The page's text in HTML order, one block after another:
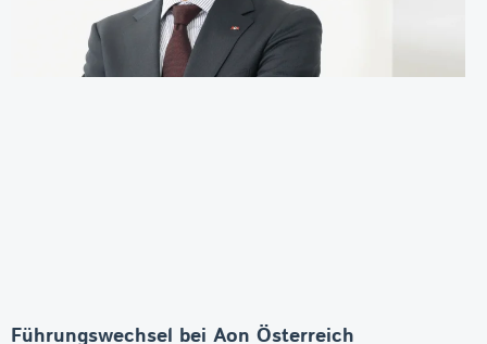
Führungswechsel bei Aon Österreich